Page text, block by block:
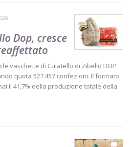
Dop, cresce
le vaschette di Culatello di Zibello DOP
quota 527.457 confezioni. Il formato
il 41,7% della produzione totale della